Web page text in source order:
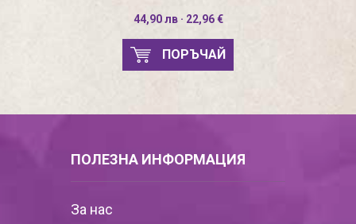
44,90 лв · 22,96 €
ПОРЪЧАЙ
ПОЛЕЗНА ИНФОРМАЦИЯ
За нас